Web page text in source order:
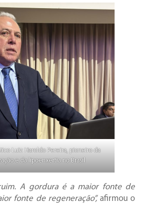
Luiz Haroldo Pereira, pioneiro da
e da lipoenxertia no Brasil
A gordura é a maior fonte de
fonte de regeneração”, afirmou o